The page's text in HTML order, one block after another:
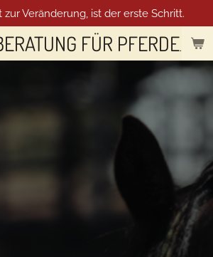
FÜR PFERDE
zur Veränderung, ist der erste Schritt.